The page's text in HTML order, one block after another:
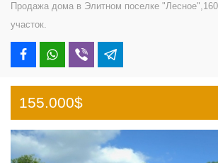
Продажа дома в Элитном поселке
участок.
155.000$